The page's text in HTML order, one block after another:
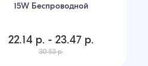
15W Беспроводной
22.14 р. - 23.47 р.
30.53 р.